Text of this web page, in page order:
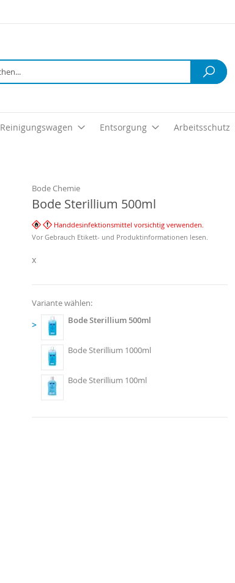
Suche
Suche
Reinigungswagen Entsorgung Arbeitsschutz
Bode Chemie
Bode Sterillium 500ml
Handdesinfektionsmittel vorsichtig verwenden.
Vor Gebrauch Etikett- und Produktinformationen lesen.
x
Variante wählen:
> Bode Sterillium 500ml
Bode Sterillium 1000ml
Bode Sterillium 100ml